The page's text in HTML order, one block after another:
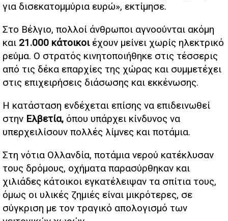
για δισεκατομμύρια ευρώ», εκτίμησε.
Στο Βέλγιο, πολλοί άνθρωποι αγνοούνται ακόμη
και 21.000 κάτοικοιέχουν μείνει χωρίς ηλεκτρικό
ρεύμα. Ο στρατός κινητοποιήθηκε στις τέσσερις
από τις δέκα επαρχίες της χώρας και συμμετέχει
στις επιχειρήσεις διάσωσης και εκκένωσης.
Η κατάσταση ενδέχεται επίσης να επιδεινωθεί
στην Ελβετία, όπου υπάρχει κίνδυνος να
υπερχειλίσουν πολλές λίμνες και ποτάμια.
Στη νότια Ολλανδία, ποτάμια νερού κατέκλυσαν
τους δρόμους, οχήματα παρασύρθηκαν και
χιλιάδες κάτοικοι εγκατέλειψαν τα σπίτια τους,
όμως οι υλικές ζημιές είναι μικρότερες, σε
σύγκριση με τον τραγικό απολογισμό των